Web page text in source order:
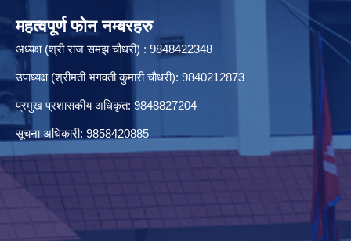
महत्वपूर्ण फोन नम्बरहरु
अध्यक्ष (श्री राज समझ चौधरी) : 9848422348
उपाध्यक्ष (श्रीमती भगवती कुमारी चौधरी): 9840212873
प्रमुख प्रशासकीय अधिकृत: 9848827204
सूचना अधिकारी: 9858420885